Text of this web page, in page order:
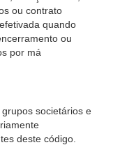
ou contrato
quando
ou
por má
societários e
deste código.